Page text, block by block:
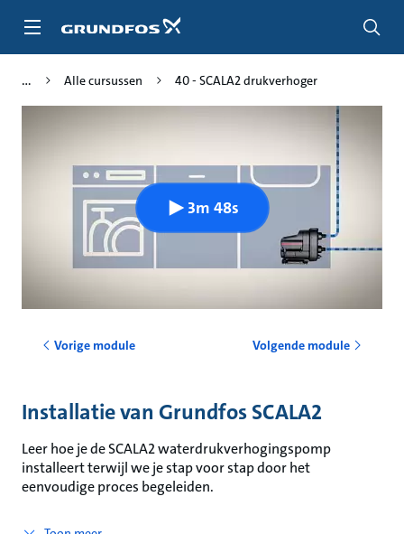
naar
Alle cursussen 40 - SCALA2 drukverhoger
3m 48s
Vorige module Volgende module
Installatie van Grundfos SCALA2
Leer hoe je de SCALA2 waterdrukverhogingspomp
installeert terwijl we je stap voor stap door het
eenvoudige proces begeleiden.